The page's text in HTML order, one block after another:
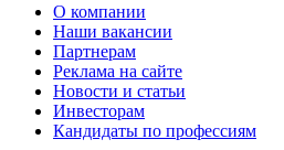
О компании
Наши вакансии
Партнерам
Реклама на сайте
Новости и статьи
Инвесторам
Кандидаты по профессиям